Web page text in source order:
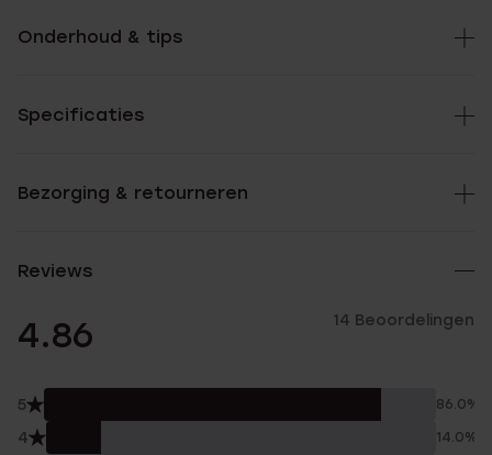
Onderhoud & tips
Specificaties
Bezorging & retourneren
Reviews
4.86 14 Beoordelingen
5 86.0%
4 14.0%